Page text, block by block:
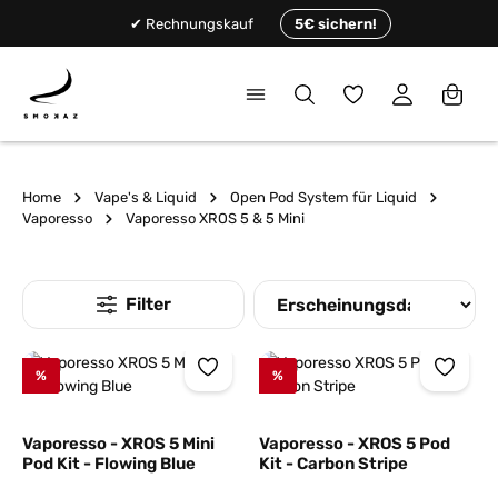
✔ Rechnungskauf 5€ sichern!
Du hast 0
Home Vape's & Liquid
Open Pod System für Liquid
Vaporesso
Vaporesso XROS 5 & 5 Mini
%
Vaporesso - XROS 5 Mini
Pod Kit - Flowing Blue
%
Vaporesso - XROS 5 Pod
Kit - Carbon Stripe